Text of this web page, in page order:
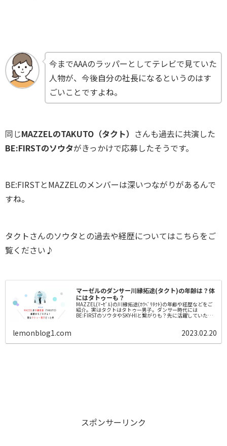
今までAAAのラッパーとしてテレビで見ていた
人物が、今後自分の社長になるというのはす
ごいことですよね。
同じMAZZELのTAKUTO（タクト） さんも過去に共演した
BE:FIRSTのソウタがきっかけで応募したそうです。
BE:FIRSTとMAZZELのメンバーは深いつながりがあるんで
すね。
タクトさんのソウタとの過去や経歴についてはこちらをご
覧ください♪
マーゼルのダンサー川縁拓途(タクト)の年齢は？体
にはタトゥーも？
MAZZEL(ﾏｰｾﾞﾙ)の川縁拓途(ｶﾜﾍﾞﾘﾀｸﾄ)の年齢や経歴などをご
紹介。実はタクトはタトゥー男子。ダンサー時代には
BE:FIRSTのソウタやSKY-HIと繋がりも？先に活躍していたソ
lemonblog1.com 2023.02.20
スポンサーリンク